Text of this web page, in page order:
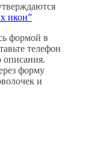
икон”
формой в
телефон
описания.
форму
и